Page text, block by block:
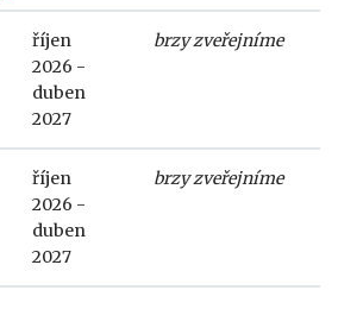
říjen
2026 -
duben
2027
brzy zveřejníme
říjen
2026 -
duben
2027
brzy zveřejníme